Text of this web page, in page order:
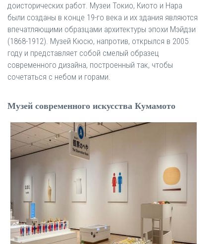
доисторических работ. Музеи Токио, Киото и Нара
были созданы в конце 19-го века и их здания являются
впечатляющими образцами архитектуры эпохи Мэйдзи
(1868-1912). Музей Кюсю, напротив, открылся в 2005
году и представляет собой смелый образец
современного дизайна, построенный так, чтобы
сочетаться с небом и горами.
Музей современного искусства Кумамото